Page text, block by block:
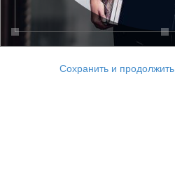
Сохранить и продолжить